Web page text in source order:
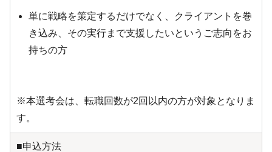
単に戦略を策定するだけでなく、クライアントを巻
き込み、その実行まで支援したいというご志向をお
持ちの方
※本選考会は、転職回数が2回以内の方が対象となりま
す。
■申込方法